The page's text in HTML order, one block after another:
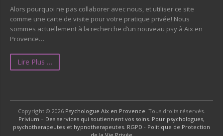
Alors pourquoi ne pas collaborer avec nous, et utiliser ce site
comme une carte de visite pour votre pratique privée! Nous
sommes actuellement à la recherche d’un nouveau psy à Aix en
Provence…
Lire Plus …
Copyright © 2026 Psychologue Aix en Provence. Tous droits réservés.
Privium – Des services qui soutiennent vos soins. Pour psychologues,
psychotherapeutes et hypnotherapeutes. RGPD - Politique de Protection